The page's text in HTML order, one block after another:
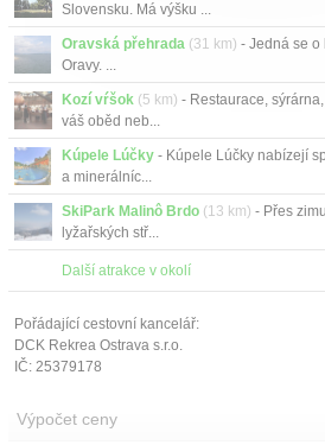
Slovensku. Má výšku ...
Oravská přehrada (31 km) - Jedná se o
Oravy. ...
Kozí vŕšok (5 km) - Restaurace,
váš oběd neb...
Kúpele Lúčky - Kúpele Lúčky nabízejí
a minerálníc...
SkiPark Malinô Brdo (13 km) - Přes
lyžařských stř...
Další atrakce v okolí
Pořádající cestovní kancelář:
DCK Rekrea Ostrava s.r.o.
IČ: 25379178
Výpočet ceny